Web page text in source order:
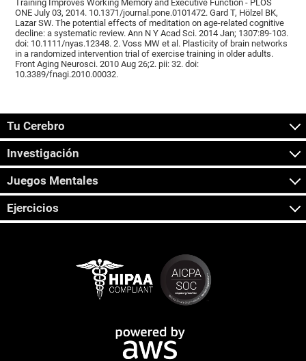
Training Improves Working Memory and Executive Function - PLOS
ONE July 03, 2014. 10.1371/journal.pone.0101472. Gard T, Hölzel BK,
Lazar SW. The potential effects of meditation on age-related cognitive
decline: a systematic review. Ann N Y Acad Sci. 2014 Jan; 1307:89-103.
doi: 10.1111/nyas.12348. 2. Voss MW et al. Plasticity of brain networks
in a randomized intervention trial of exercise training in older adults.
Front Aging Neurosci. 2010 Aug 26;2. pii: 32. doi:
10.3389/fnagi.2010.00032.
Tu Cerebro
Investigación
Juegos Mentales
Ejercicios